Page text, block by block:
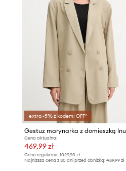
extra -5% z kodem: OFF*
Gestuz marynarka z domieszką lnu
Cena aktualna:
469,99 zł
Cena regularna: 1029,90 zł
Najniższa cena z 30 dni przed obniżką: 489,99 zł